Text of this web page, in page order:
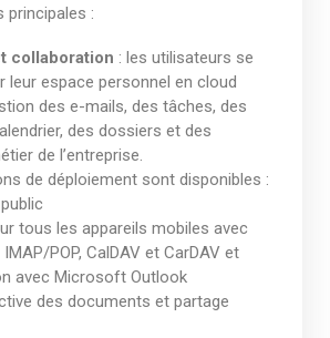
:
collaboration : les utilisateurs se
leur espace personnel en cloud
des e-mails, des tâches, des
des dossiers et des
de l’entreprise.
de déploiement sont disponibles :
tous les appareils mobiles avec
POP, CalDAV et CarDAV et
avec Microsoft Outlook
des documents et partage